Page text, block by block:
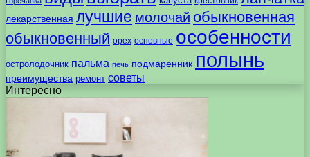
лекарственная лучшие молочай обыкновенная
обыкновенный орех основные особенности
остролодочник пальма печь подмаренник полынь
преимущества ремонт советы
Интересно